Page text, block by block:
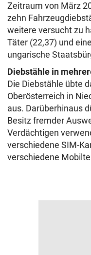
Zeitraum von März
zehn
weitere versucht zu
Täter (22,37) und
ungarische
Diebstähle in
Die Diebstähle übte
Oberösterreich in
aus. Darüberhinaus
Besitz fremder
Verdächtigen
verschiedene SIM-
verschiedene